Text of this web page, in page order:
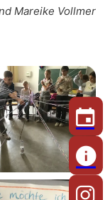
Mareike Vollmer